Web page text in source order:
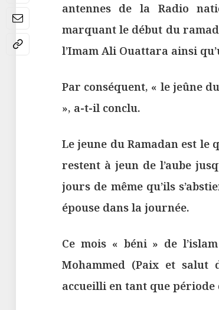
antennes de la Radio
marquant le début du
l’Imam Ali Ouattara ainsi
Par conséquent, « le jeûne
», a-t-il conclu.
Le jeune du Ramadan est
restent à jeun de l’aube
jours de même qu’ils
épouse dans la journée.
Ce mois « béni » de
Mohammed (Paix et salut
accueilli en tant que